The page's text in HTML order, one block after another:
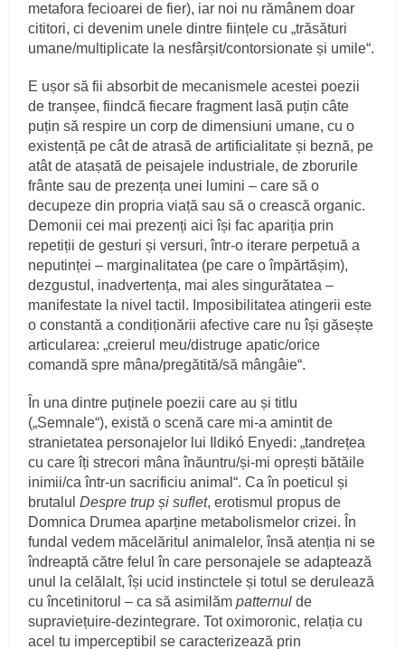
metafora fecioarei de fier), iar noi nu rămânem doar
cititori, ci devenim unele dintre ființele cu „trăsături
umane/multiplicate la nesfârșit/contorsionate și umile“.
E ușor să fii absorbit de mecanismele acestei poezii
de tranșee, fiindcă fiecare fragment lasă puțin câte
puțin să respire un corp de dimensiuni umane, cu o
existență pe cât de atrasă de artificialitate și beznă, pe
atât de atașată de peisajele industriale, de zborurile
frânte sau de prezența unei lumini – care să o
decupeze din propria viață sau să o crească organic.
Demonii cei mai prezenți aici își fac apariția prin
repetiții de gesturi și versuri, într-o iterare perpetuă a
neputinței – marginalitatea (pe care o împărtășim),
dezgustul, inadvertența, mai ales singurătatea –
manifestate la nivel tactil. Imposibilitatea atingerii este
o constantă a condiționării afective care nu își găsește
articularea: „creierul meu/distruge apatic/orice
comandă spre mâna/pregătită/să mângâie“.
În una dintre puținele poezii care au și titlu
(„Semnale“), există o scenă care mi-a amintit de
stranietatea personajelor lui Ildikó Enyedi: „tandrețea
cu care îți strecori mâna înăuntru/și-mi oprești bătăile
inimii/ca într-un sacrificiu animal“. Ca în poeticul și
brutalulDespre trup și suflet, erotismul propus de
Domnica Drumea aparține metabolismelor crizei. În
fundal vedem măcelăritul animalelor, însă atenția ni se
îndreaptă către felul în care personajele se adaptează
unul la celălalt, își ucid instinctele și totul se derulează
cu încetinitorul – ca să asimilămpatternul de
supraviețuire-dezintegrare. Tot oximoronic, relația cu
acel tu imperceptibil se caracterizează prin